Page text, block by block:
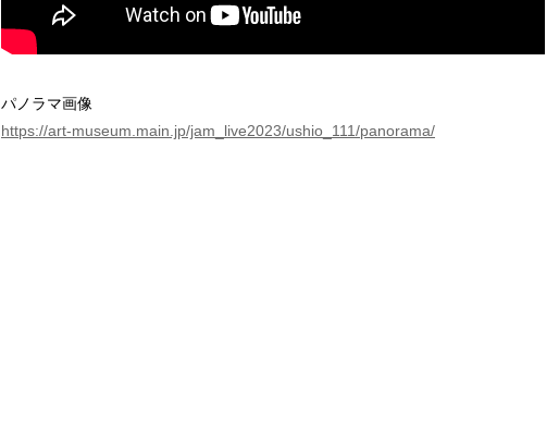
パノラマ画像
https://art-museum.main.jp/jam_live2023/ushio_111/panorama/